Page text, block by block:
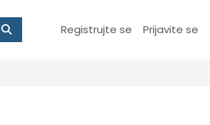
Registrujte se Prijavite se